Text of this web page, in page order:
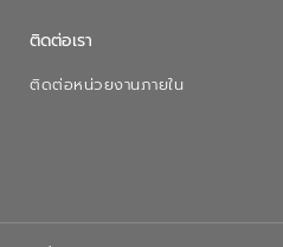
ติดต่อเรา
ติดต่อหน่วยงานภายใน